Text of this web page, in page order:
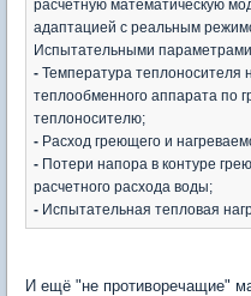
расчетную математическую
адаптацией с реальным
Испытательными
- Температура теплоносителя
теплообменного аппарата по
теплоносителю;
- Расход греющего и
- Потери напора в контуре
расчетного расхода воды;
- Испытательная тепловая
И ещё "не противоречащие"